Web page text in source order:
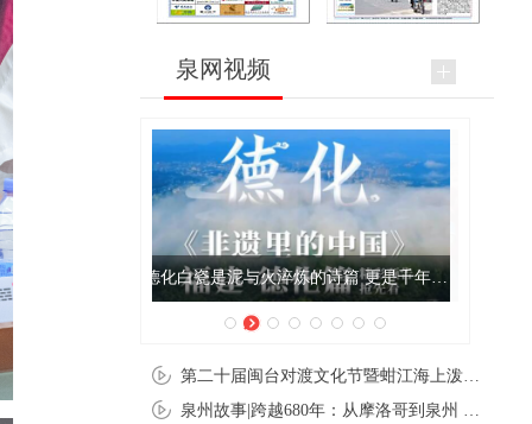
泉网视频
闽超泉州赛区 十洲人拉拉队热舞赛场